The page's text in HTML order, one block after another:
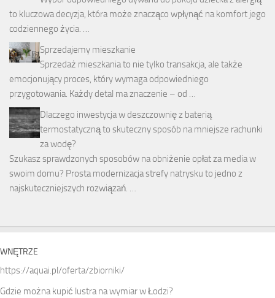
to kluczowa decyzja, która może znacząco wpłynąć na komfort jego
codziennego życia. …
Sprzedajemy mieszkanie
Sprzedaż mieszkania to nie tylko transakcja, ale także
emocjonujący proces, który wymaga odpowiedniego
przygotowania. Każdy detal ma znaczenie – od …
Dlaczego inwestycja w deszczownię z baterią
termostatyczną to skuteczny sposób na mniejsze rachunki
za wodę?
Szukasz sprawdzonych sposobów na obniżenie opłat za media w
swoim domu? Prosta modernizacja strefy natrysku to jedno z
najskuteczniejszych rozwiązań. …
WNĘTRZE
https://aquai.pl/oferta/zbiorniki/
Gdzie można kupić lustra na wymiar w Łodzi?